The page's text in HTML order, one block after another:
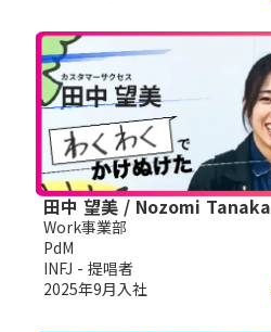
田中 望美 / Nozomi Tanaka
Work事業部
PdM
INFJ - 提唱者
2025年9月入社